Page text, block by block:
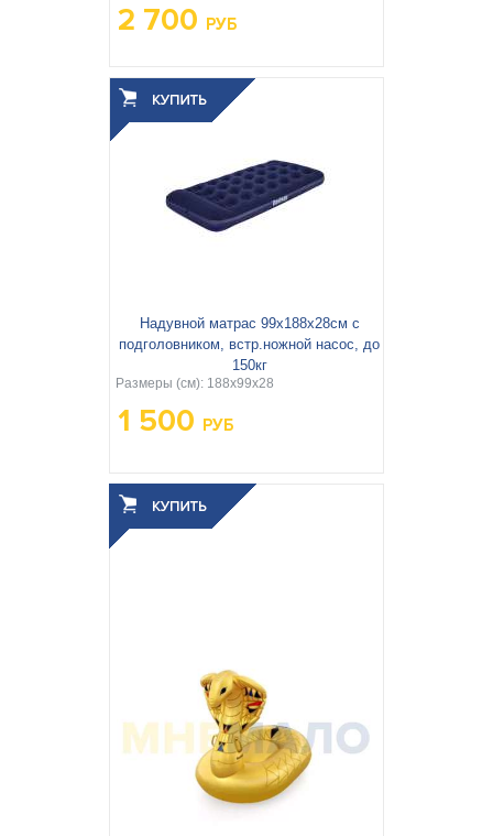
2 700 РУБ
Вес упаковки, кг:
Объём упаковки, м
Надувной матрас 99х188х28см с
подголовником, встр.ножной насос, до
150кг
Размеры (см): 188x99x28
1 500 РУБ
Высота:
Число спальных
Насос в комплекте: